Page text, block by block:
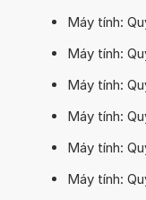
Máy tính:
Máy tính:
Máy tính:
Máy tính:
Máy tính:
Máy tính: